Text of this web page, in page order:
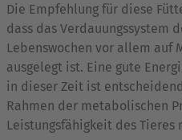
Die Empfehlung für diese
dass das Verdauungssystem
Lebenswochen vor allem auf
ausgelegt ist. Eine gute
in dieser Zeit ist
Rahmen der metabolischen
Leistungsfähigkeit des Tieres